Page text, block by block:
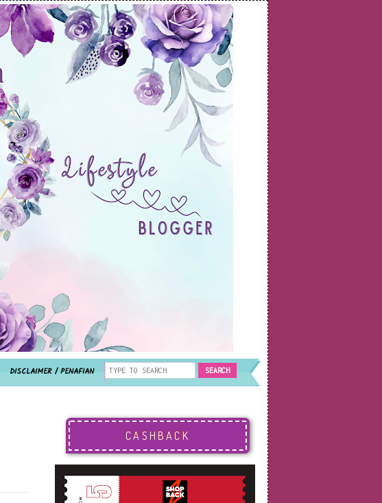
DISCLAIMER / PENAFIAN
CASHBACK